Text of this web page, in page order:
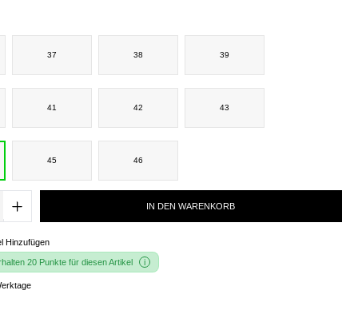
37 38 39
41 42 43
45 46
IN DEN WARENKORB
Hinzufügen
20 Punkte für diesen Artikel